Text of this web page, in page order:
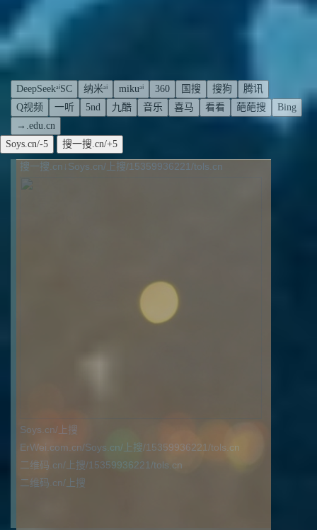
DeepSeekᵃⁱSC 纳米ᵃⁱ mikuᵃⁱ 360 国搜 搜狗
腾讯
Q视频
一听 5nd 九酷 音乐 喜马 看看 葩葩搜
Bing
→.edu.cn
搜一搜.cn↓Soys.cn/上搜/15359936221/tols.cn
Soys.cn/上搜
ErWei.com.cn/Soys.cn/上搜/15359936221/tols.cn
二维码.cn/上搜/15359936221/tols.cn
二维码.cn/上搜